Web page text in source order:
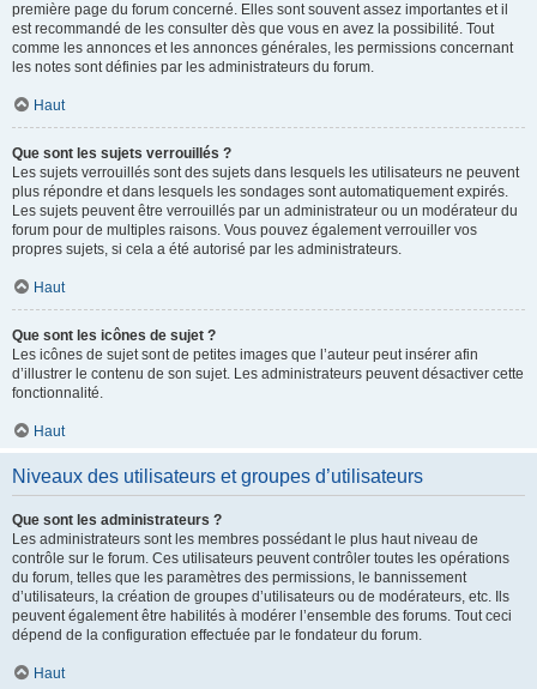
première page du forum concerné. Elles sont souvent assez importantes et il
est recommandé de les consulter dès que vous en avez la possibilité. Tout
comme les annonces et les annonces générales, les permissions concernant
les notes sont définies par les administrateurs du forum.
Haut
Que sont les sujets verrouillés ?
Les sujets verrouillés sont des sujets dans lesquels les utilisateurs ne peuvent
plus répondre et dans lesquels les sondages sont automatiquement expirés.
Les sujets peuvent être verrouillés par un administrateur ou un modérateur du
forum pour de multiples raisons. Vous pouvez également verrouiller vos
propres sujets, si cela a été autorisé par les administrateurs.
Haut
Que sont les icônes de sujet ?
Les icônes de sujet sont de petites images que l’auteur peut insérer afin
d’illustrer le contenu de son sujet. Les administrateurs peuvent désactiver cette
fonctionnalité.
Haut
Niveaux des utilisateurs et groupes d’utilisateurs
Que sont les administrateurs ?
Les administrateurs sont les membres possédant le plus haut niveau de
contrôle sur le forum. Ces utilisateurs peuvent contrôler toutes les opérations
du forum, telles que les paramètres des permissions, le bannissement
d’utilisateurs, la création de groupes d’utilisateurs ou de modérateurs, etc. Ils
peuvent également être habilités à modérer l’ensemble des forums. Tout ceci
dépend de la configuration effectuée par le fondateur du forum.
Haut